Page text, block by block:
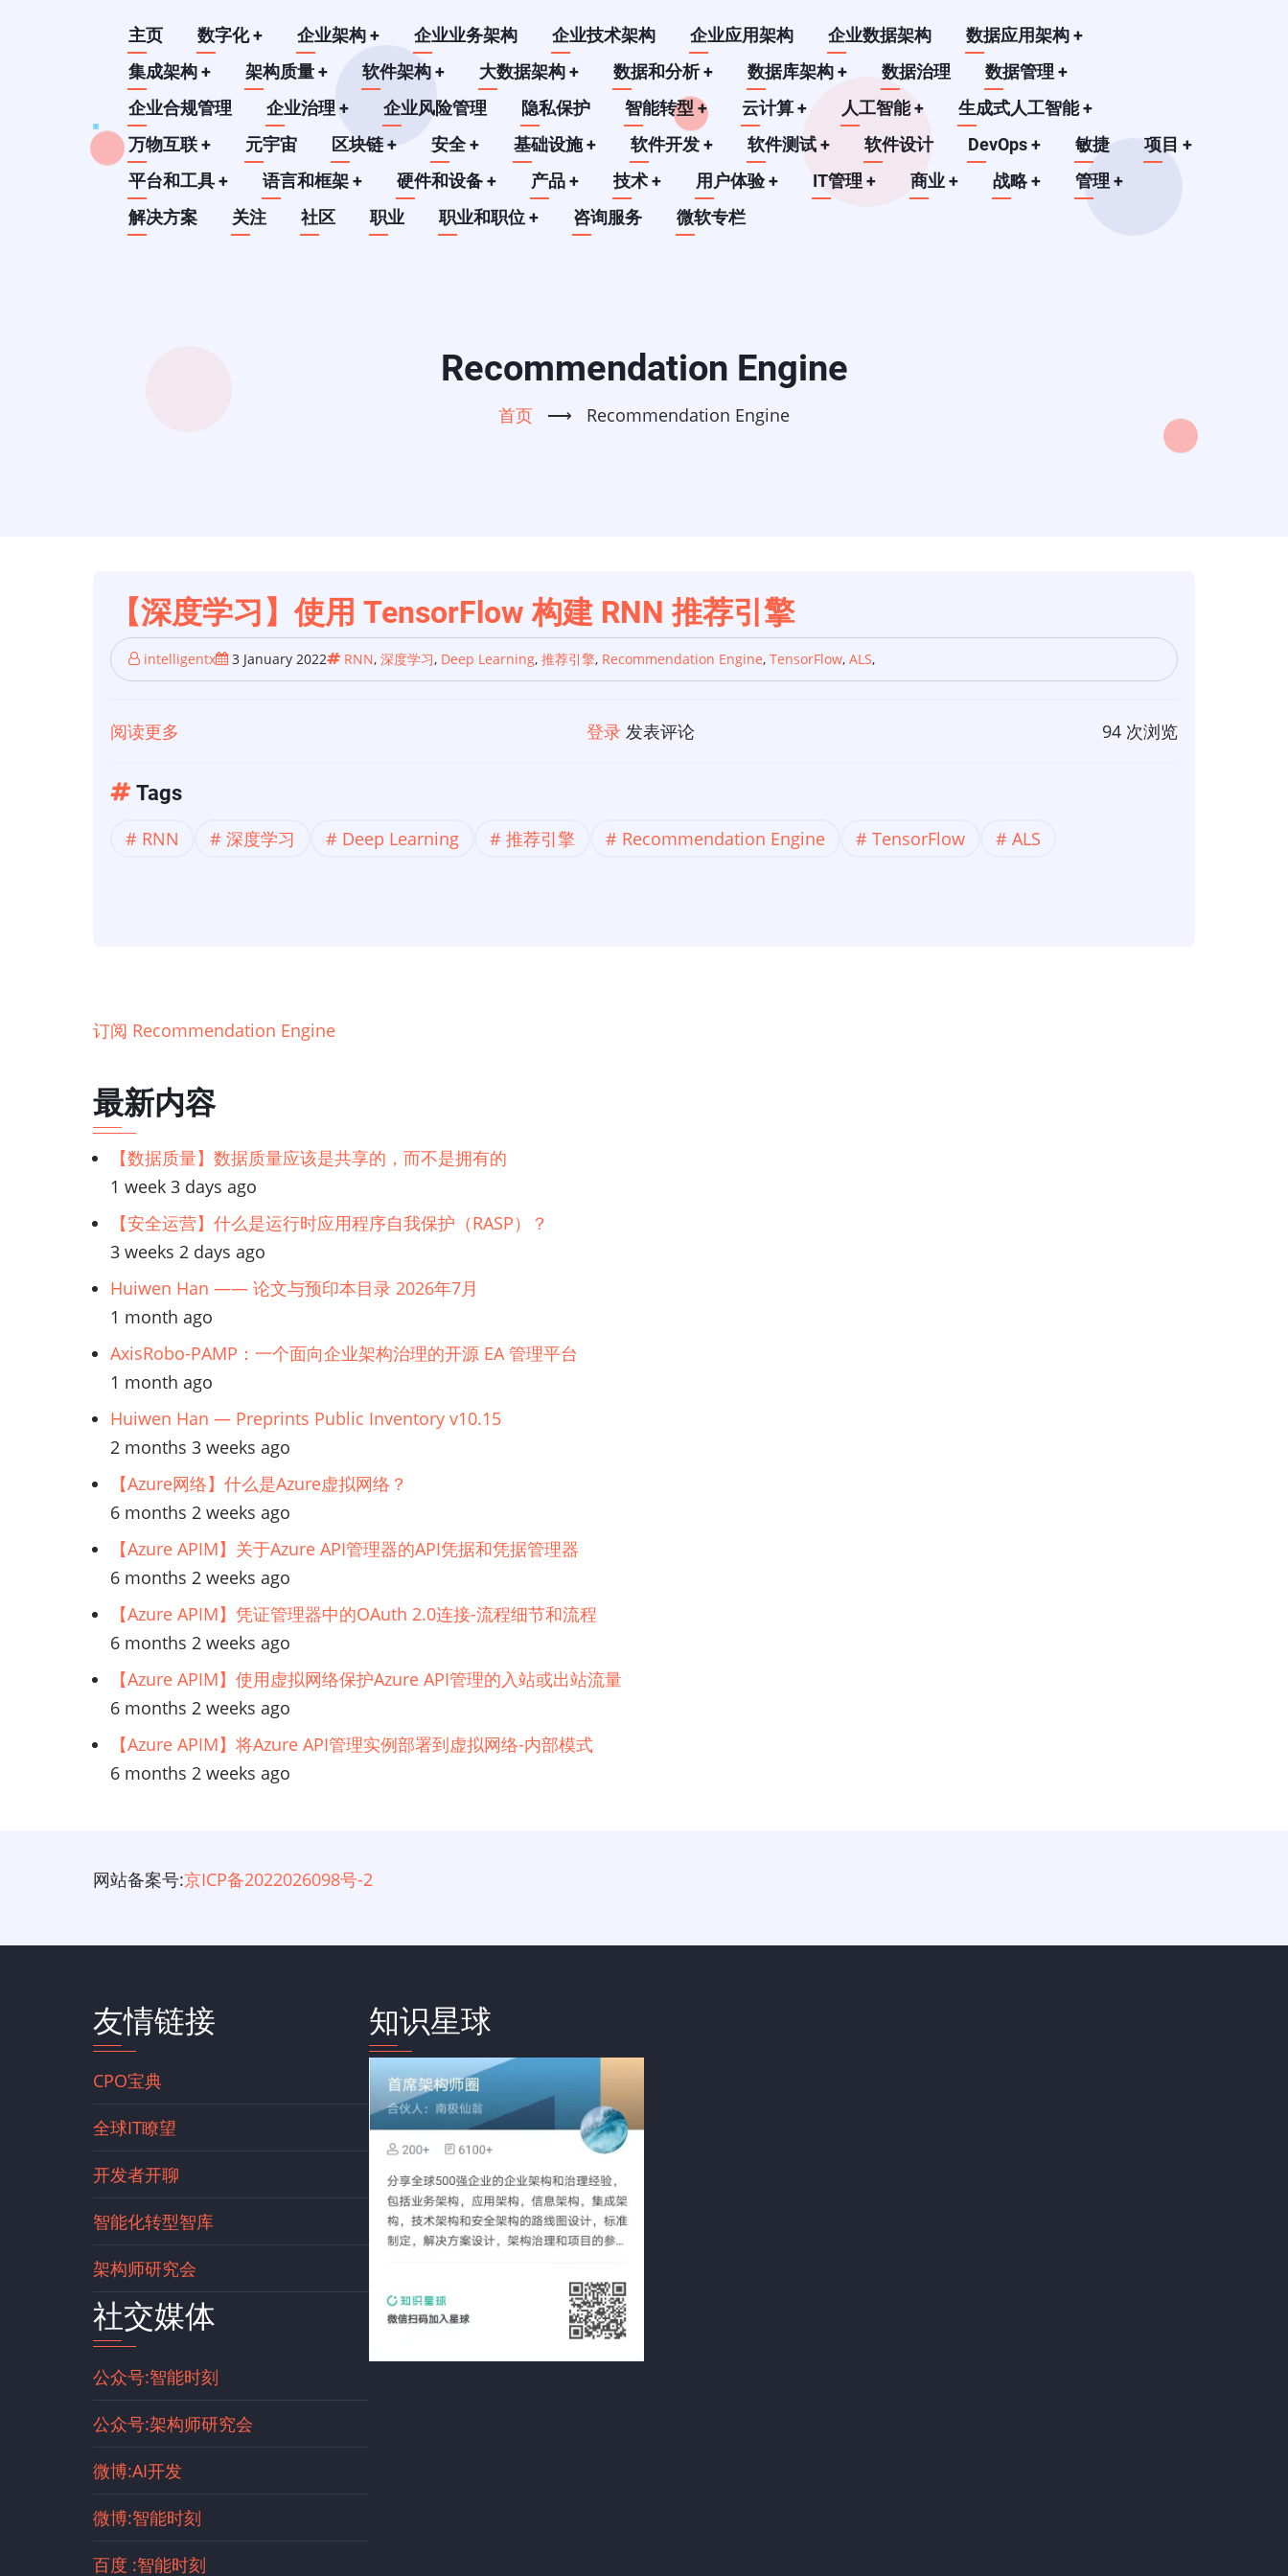
Main
navigation
主页 数字化+ 企业架构+ 企业业务架构 企业技术架构 企业应用架构 企业数据架构 数据应用架构+
集成架构+ 架构质量+ 软件架构+ 大数据架构+ 数据和分析+ 数据库架构+ 数据治理 数据管理+
企业合规管理
企业治理+ 企业风险管理 隐私保护 智能转型+ 云计算+ 人工智能+ 生成式人工智能+
万物互联+ 元宇宙 区块链+ 安全+ 基础设施+ 软件开发+ 软件测试+ 软件设计 DevOps+ 敏捷 项目+
平台和工具+ 语言和框架+ 硬件和设备+ 产品+ 技术+ 用户体验+ IT管理+ 商业+ 战略+ 管理+
解决方案
关注 社区 职业 职业和职位+ 咨询服务 微软专栏
Recommendation Engine
首页 ⟶ Recommendation Engine
【深度学习】使用 TensorFlow 构建 RNN 推荐引擎
intelligentx 3 January 2022 RNN, 深度学习, Deep Learning, 推荐引擎, Recommendation Engine, TensorFlow, ALS,
阅读更多
【深
荐
擎
登录 发表评论 94 次浏览
Tags
RNN 深度学习 Deep Learning 推荐引擎 Recommendation Engine TensorFlow ALS
订阅 Recommendation Engine
最新内容
【数据质量】数据质量应该是共享的，而不是拥有的
1 week 3 days ago
【安全运营】什么是运行时应用程序自我保护（RASP）？
3 weeks 2 days ago
Huiwen Han —— 论文与预印本目录 2026年7月
1 month ago
AxisRobo-PAMP：一个面向企业架构治理的开源 EA 管理平台
1 month ago
Huiwen Han — Preprints Public Inventory v10.15
2 months 3 weeks ago
【Azure网络】什么是Azure虚拟网络？
6 months 2 weeks ago
【Azure APIM】关于Azure API管理器的API凭据和凭据管理器
6 months 2 weeks ago
【Azure APIM】凭证管理器中的OAuth 2.0连接-流程细节和流程
6 months 2 weeks ago
【Azure APIM】使用虚拟网络保护Azure API管理的入站或出站流量
6 months 2 weeks ago
【Azure APIM】将Azure API管理实例部署到虚拟网络-内部模式
6 months 2 weeks ago
网站备案号:京ICP备2022026098号-2
友情链接
CPO宝典
全球IT瞭望
开发者开聊
智能化转型智库
架构师研究会
社交媒体
公众号:智能时刻
公众号:架构师研究会
微博:AI开发
微博:智能时刻
百度 :智能时刻
知识星球